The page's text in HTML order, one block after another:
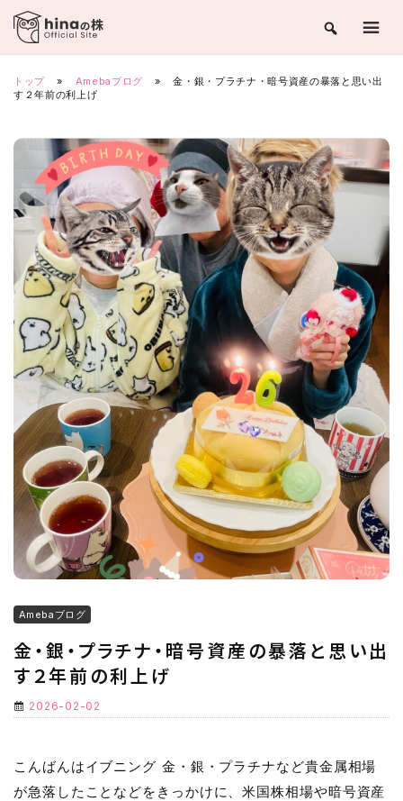
Skip
content
トップ » Amebaブログ »
金・銀・プラチナ・暗号資産の暴落と思い出
す２年前の利上げ
Amebaブログ
金・銀・プラチナ・暗号資産の暴落と思い出
す２年前の利上げ
2026-02-02
こんばんはイブニング 金・銀・プラチナなど貴金属相場
が急落したことなどをきっかけに、米国株相場や暗号資産